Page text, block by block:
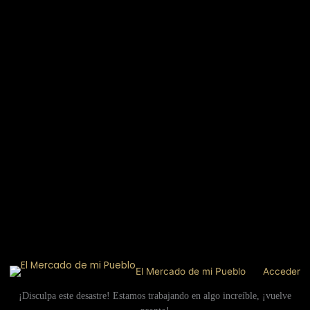
El Mercado de mi Pueblo Acceder
¡Disculpa este desastre! Estamos trabajando en algo increíble, ¡vuelve